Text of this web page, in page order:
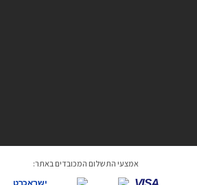
אמצעי התשלום המכובדים באתר:
ישראכרט